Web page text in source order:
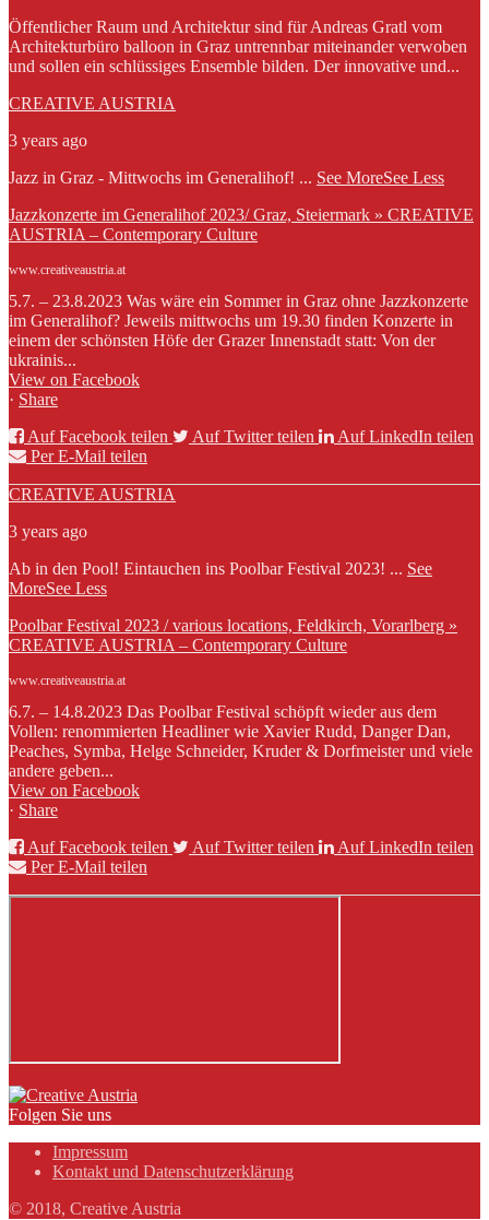
Öffentlicher Raum und Architektur sind für Andreas Gratl vom
Architekturbüro balloon in Graz untrennbar miteinander verwoben
und sollen ein schlüssiges Ensemble bilden. Der innovative und...
CREATIVE AUSTRIA
3 years ago
Jazz in Graz - Mittwochs im Generalihof! ... See MoreSee Less
Jazzkonzerte im Generalihof 2023/ Graz, Steiermark » CREATIVE
AUSTRIA – Contemporary Culture
www.creativeaustria.at
5.7. – 23.8.2023 Was wäre ein Sommer in Graz ohne Jazzkonzerte
im Generalihof? Jeweils mittwochs um 19.30 finden Konzerte in
einem der schönsten Höfe der Grazer Innenstadt statt: Von der
ukrainis...
View on Facebook
· Share
Auf Facebook teilen
Auf Twitter teilen
Auf LinkedIn teilen
Per E-Mail teilen
CREATIVE AUSTRIA
3 years ago
Ab in den Pool! Eintauchen ins Poolbar Festival 2023! ... See
MoreSee Less
Poolbar Festival 2023 / various locations, Feldkirch, Vorarlberg »
CREATIVE AUSTRIA – Contemporary Culture
www.creativeaustria.at
6.7. – 14.8.2023 Das Poolbar Festival schöpft wieder aus dem
Vollen: renommierten Headliner wie Xavier Rudd, Danger Dan,
Peaches, Symba, Helge Schneider, Kruder & Dorfmeister und viele
andere geben...
View on Facebook
· Share
Auf Facebook teilen
Auf Twitter teilen
Auf LinkedIn teilen
Per E-Mail teilen
Folgen Sie uns
Impressum
Kontakt und Datenschutzerklärung
© 2018, Creative Austria